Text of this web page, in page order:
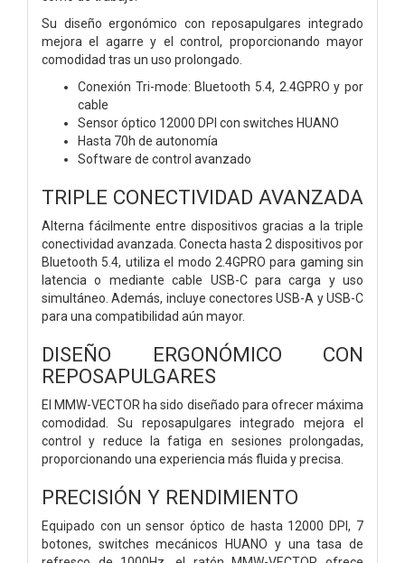
Su diseño ergonómico con reposapulgares integrado
mejora el agarre y el control, proporcionando mayor
comodidad tras un uso prolongado.
Conexión Tri-mode: Bluetooth 5.4, 2.4GPRO y por
cable
Sensor óptico 12000 DPI con switches HUANO
Hasta 70h de autonomía
Software de control avanzado
TRIPLE CONECTIVIDAD AVANZADA
Alterna fácilmente entre dispositivos gracias a la triple
conectividad avanzada. Conecta hasta 2 dispositivos por
Bluetooth 5.4, utiliza el modo 2.4GPRO para gaming sin
latencia o mediante cable USB-C para carga y uso
simultáneo. Además, incluye conectores USB-A y USB-C
para una compatibilidad aún mayor.
DISEÑO ERGONÓMICO CON
REPOSAPULGARES
El MMW-VECTOR ha sido diseñado para ofrecer máxima
comodidad. Su reposapulgares integrado mejora el
control y reduce la fatiga en sesiones prolongadas,
proporcionando una experiencia más fluida y precisa.
PRECISIÓN Y RENDIMIENTO
Equipado con un sensor óptico de hasta 12000 DPI, 7
botones, switches mecánicos HUANO y una tasa de